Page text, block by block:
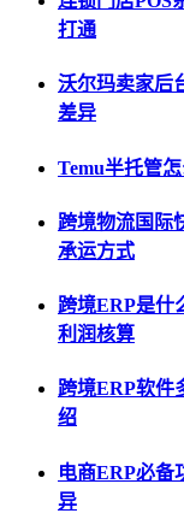
打通
沃尔玛卖家后
差异
Temu半托管
跨境物流国际
承运方式
跨境ERP是什
利润核算
跨境ERP软件
绍
电商ERP必备
异